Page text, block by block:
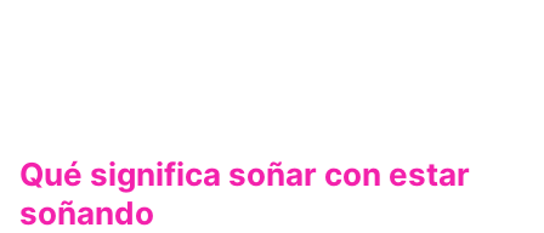
Qué significa soñar con estar
soñando